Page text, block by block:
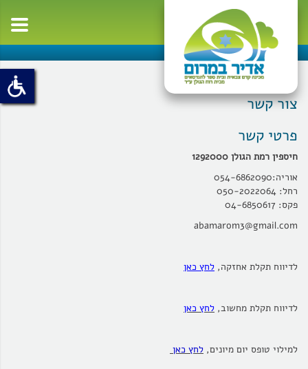
צור קשר
פרטי קשר
חיספין רמת הגולן 1292000
אוריה:054-6862090
רחל: 050-2022064
פקס: 04-6850617
abamarom3@gmail.com
לדיווח תקלת אחזקה, לחץ כאן
לדיווח תקלת מחשוב, לחץ כאן
למילוי טופס יום מיונים, לחץ כאן